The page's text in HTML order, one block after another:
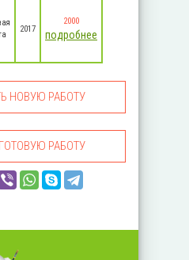
2017
2000
подробнее
НОВУЮ РАБОТУ
РАБОТУ